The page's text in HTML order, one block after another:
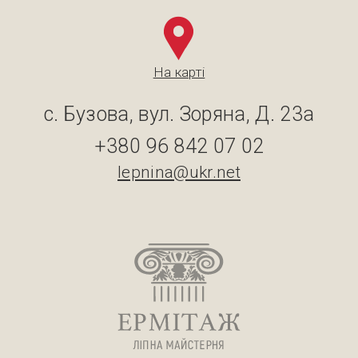
На карті
с. Бузова, вул. Зоряна, Д. 23а
+380 96 842 07 02
lepnina@ukr.net